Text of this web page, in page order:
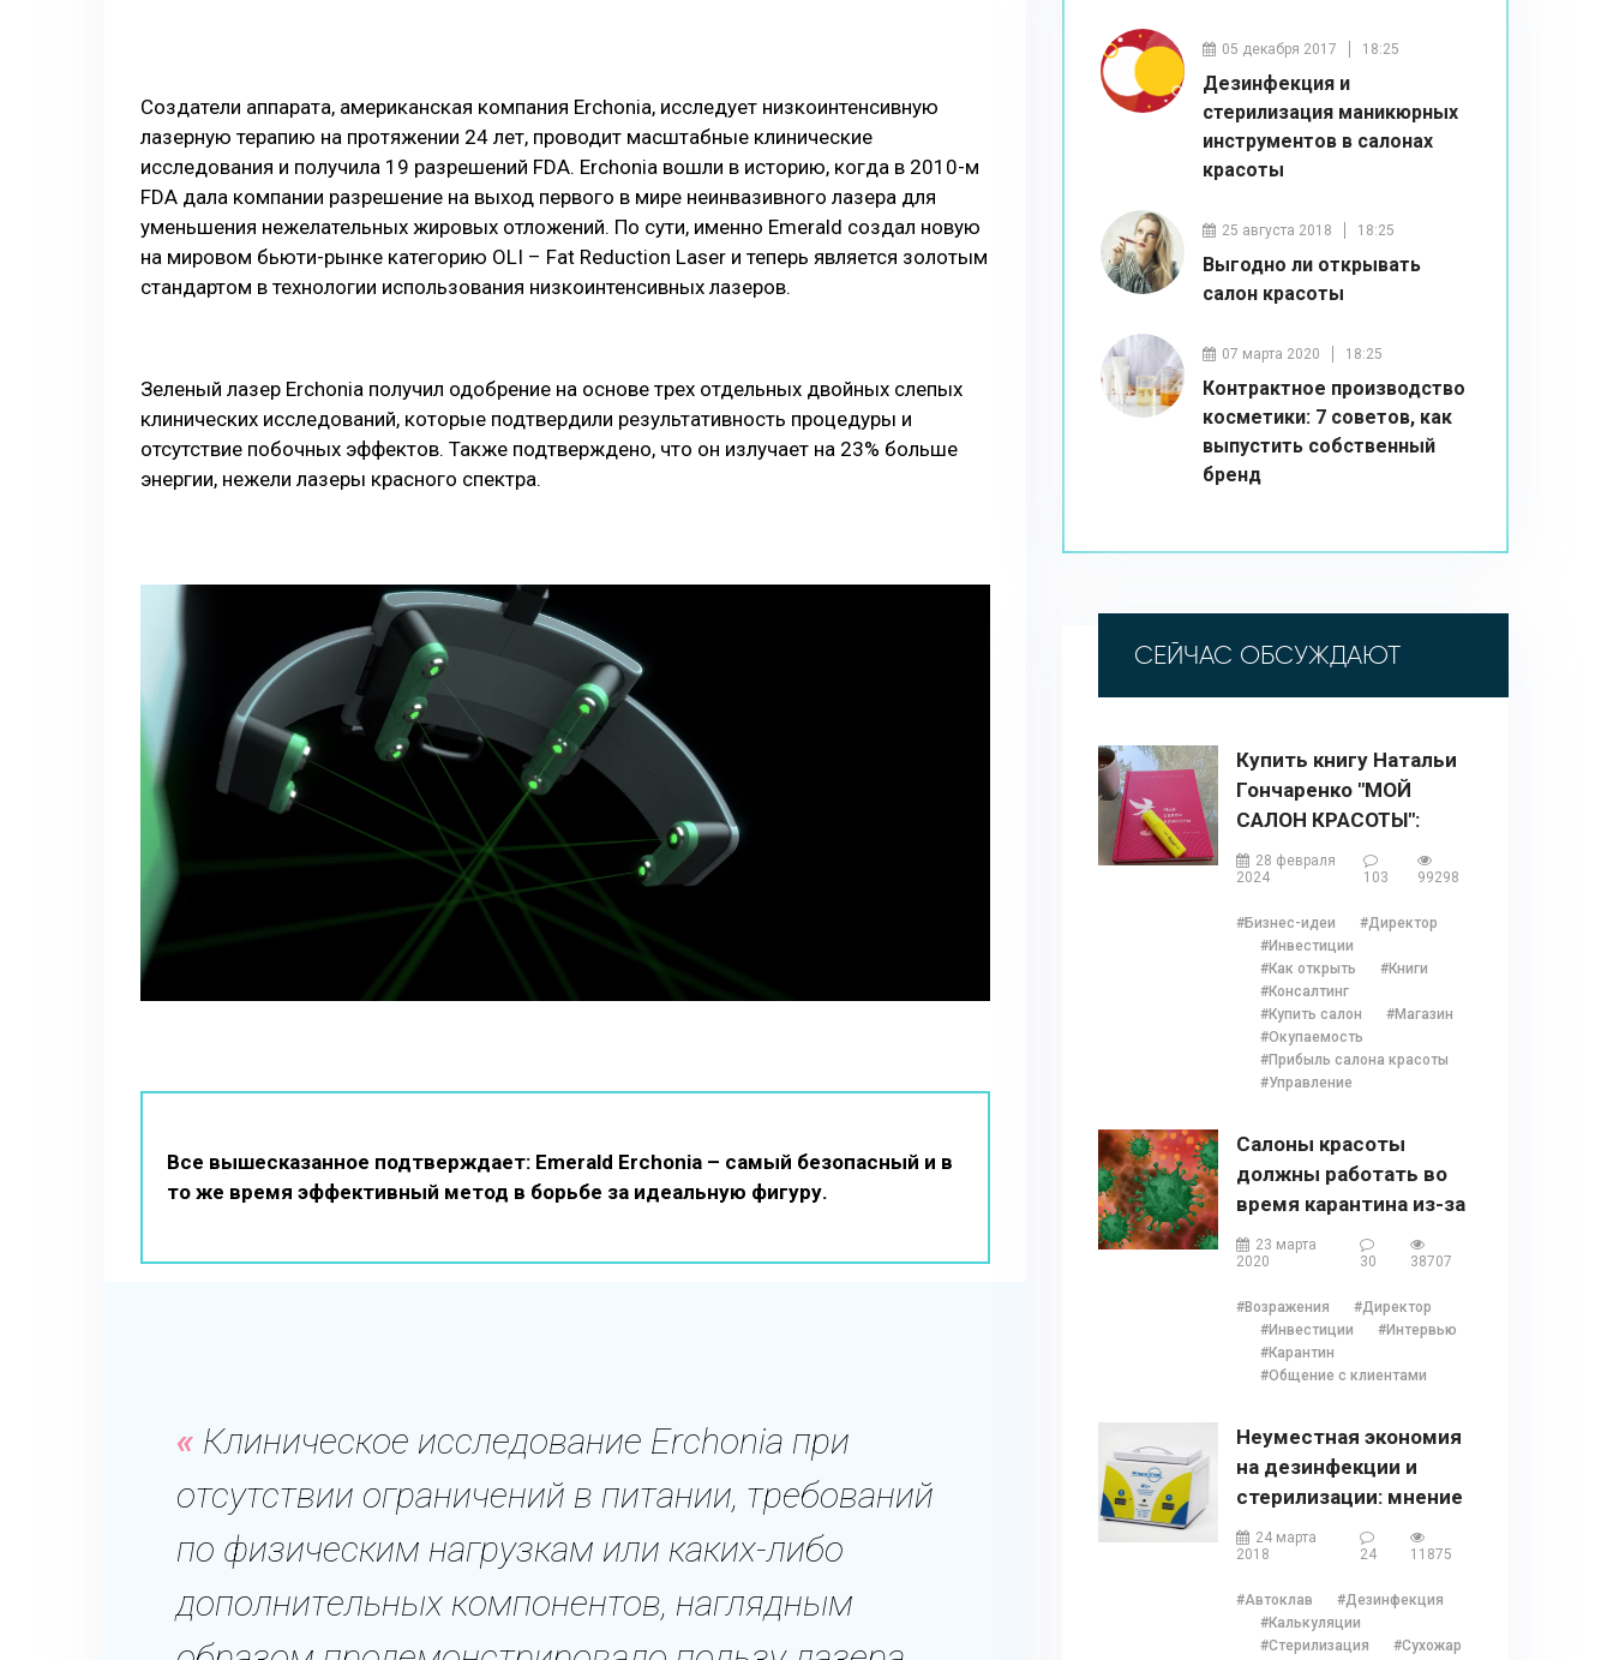
Создатели аппарата, американская компания Erchonia, исследует низкоинтенсивную
лазерную терапию на протяжении 24 лет, проводит масштабные клинические
исследования и получила 19 разрешений FDA. Erchonia вошли в историю, когда в 2010-м
FDA дала компании разрешение на выход первого в мире неинвазивного лазера для
уменьшения нежелательных жировых отложений. По сути, именно Emerald создал новую
на мировом бьюти-рынке категорию OLI – Fat Reduction Laser и теперь является золотым
стандартом в технологии использования низкоинтенсивных лазеров.
Зеленый лазер Erchonia получил одобрение на основе трех отдельных двойных слепых
клинических исследований, которые подтвердили результативность процедуры и
отсутствие побочных эффектов. Также подтверждено, что он излучает на 23% больше
энергии, нежели лазеры красного спектра.
Все вышесказанное подтверждает: Emerald Erchonia – самый безопасный и в
то же время эффективный метод в борьбе за идеальную фигуру.
Клиническое исследование Erchonia при
отсутствии ограничений в питании, требований
по физическим нагрузкам или каких-либо
дополнительных компонентов, наглядным
05 декабря 2017 18:25
Дезинфекция и
стерилизация маникюрных
инструментов в салонах
красоты
25 августа 2018 18:25
Выгодно ли открывать
салон красоты
07 марта 2020 18:25
Контрактное производство
косметики: 7 советов, как
выпустить собственный
бренд
СЕЙЧАС ОБСУЖДАЮТ
Купить книгу Натальи
Гончаренко "МОЙ
САЛОН КРАСОТЫ":
описание, содержание,
отзывы, бонусы и 1
28 февраля
2024
103 99298
#Бизнес-идеи
#Директор
#Инвестиции
#Как открыть
#Книги
#Консалтинг
#Купить салон
#Магазин
#Окупаемость
#Прибыль салона красоты
#Управление
Салоны красоты
должны работать во
время карантина из-за
COVID 19?
23 марта
2020
30 38707
#Возражения
#Директор
#Инвестиции
#Интервью
#Карантин
#Общение с клиентами
Неуместная экономия
на дезинфекции и
стерилизации: мнение
Наталии Ушецкой
24 марта
2018
24 11875
#Автоклав
#Дезинфекция
#Калькуляции
#Стерилизация
#Сухожар